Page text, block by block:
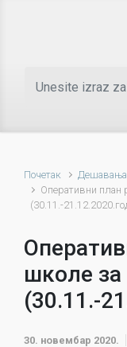
Почетак Дешавања
Оперативни план
(30.11.-
школе за
(30.11.-
30. новембар 2020.